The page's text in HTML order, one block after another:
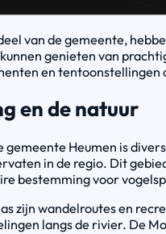
van de gemeente,
genieten van
en tentoonstellingen
en de natuur
gemeente Heumen is
in de regio. Dit
bestemming voor
zijn wandelroutes en
langs de rivier. De